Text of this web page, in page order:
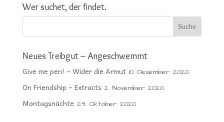
Wer suchet, der findet.
Neues Treibgut – Angeschwemmt
Give me pen! – Wider die Armut 10. Dezember 2020
On Friendship – Extracts 2. November 2020
Montagsnächte 29. Oktober 2020